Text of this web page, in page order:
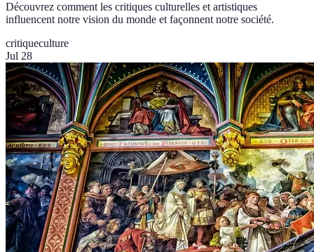
Découvrez comment les critiques culturelles et artistiques
influencent notre vision du monde et façonnent notre société.
critiqueculture
Jul 28